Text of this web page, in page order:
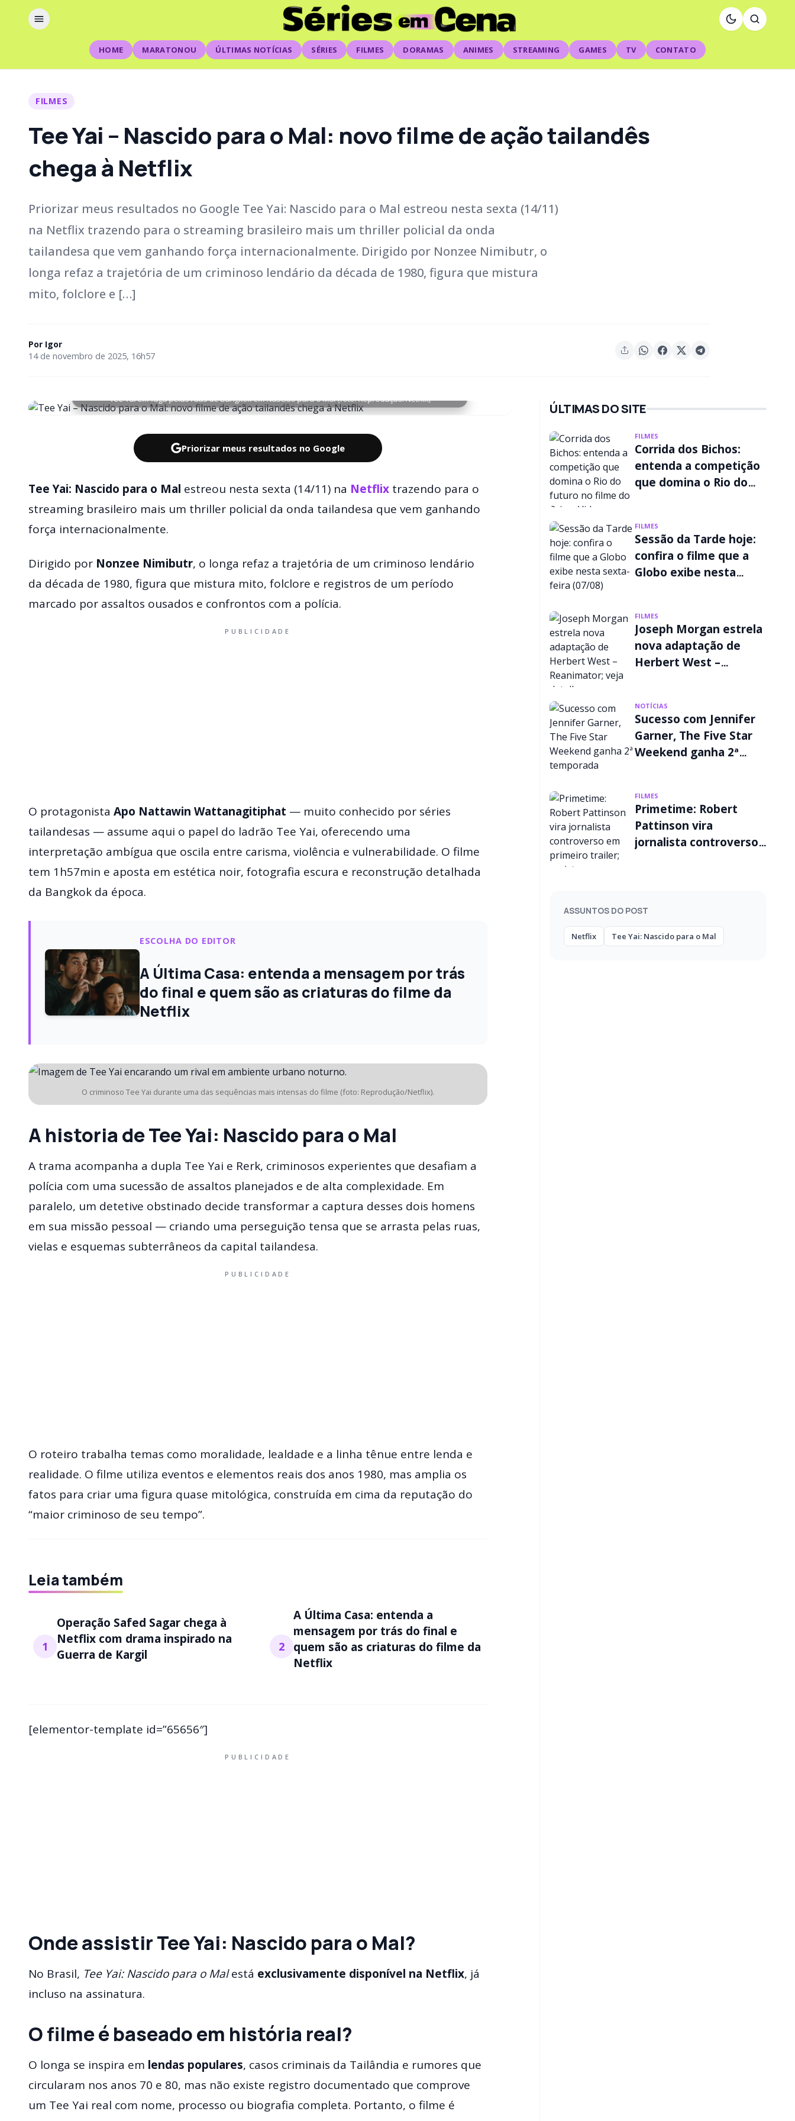
HOME MARATONOU ÚLTIMAS NOTÍCIAS SÉRIES FILMES DORAMAS ANIMES STREAMING GAMES TV CONTATO
FILMES
Tee Yai – Nascido para o Mal: novo filme de ação tailandês
chega à Netflix
Priorizar meus resultados no Google Tee Yai: Nascido para o Mal estreou nesta sexta (14/11)
na Netflix trazendo para o streaming brasileiro mais um thriller policial da onda
tailandesa que vem ganhando força internacionalmente. Dirigido por Nonzee Nimibutr, o
longa refaz a trajetória de um criminoso lendário da década de 1980, figura que mistura
mito, folclore e […]
Por Igor
14 de novembro de 2025, 16h57
Tee Yai em fuga pelas ruas de Bangkok em Nascido para o Mal (foto: Reprodução/Netflix)
Priorizar meus resultados no Google
Tee Yai: Nascido para o Mal estreou nesta sexta (14/11) na Netflix trazendo para o
streaming brasileiro mais um thriller policial da onda tailandesa que vem ganhando
força internacionalmente.
Dirigido por Nonzee Nimibutr, o longa refaz a trajetória de um criminoso lendário
da década de 1980, figura que mistura mito, folclore e registros de um período
marcado por assaltos ousados e confrontos com a polícia.
PUBLICIDADE
O protagonista Apo Nattawin Wattanagitiphat — muito conhecido por séries
tailandesas — assume aqui o papel do ladrão Tee Yai, oferecendo uma
interpretação ambígua que oscila entre carisma, violência e vulnerabilidade. O filme
tem 1h57min e aposta em estética noir, fotografia escura e reconstrução detalhada
da Bangkok da época.
ESCOLHA DO EDITOR
A Última Casa: entenda a mensagem por trás
do final e quem são as criaturas do filme da
Netflix
O criminoso Tee Yai durante uma das sequências mais intensas do filme (foto: Reprodução/Netflix).
A historia de Tee Yai: Nascido para o Mal
A trama acompanha a dupla Tee Yai e Rerk, criminosos experientes que desafiam a
polícia com uma sucessão de assaltos planejados e de alta complexidade. Em
paralelo, um detetive obstinado decide transformar a captura desses dois homens
em sua missão pessoal — criando uma perseguição tensa que se arrasta pelas ruas,
vielas e esquemas subterrâneos da capital tailandesa.
PUBLICIDADE
O roteiro trabalha temas como moralidade, lealdade e a linha tênue entre lenda e
realidade. O filme utiliza eventos e elementos reais dos anos 1980, mas amplia os
fatos para criar uma figura quase mitológica, construída em cima da reputação do
“maior criminoso de seu tempo”.
Leia também
1
Operação Safed Sagar chega à
Netflix com drama inspirado na
Guerra de Kargil
2
A Última Casa: entenda a
mensagem por trás do final e
quem são as criaturas do filme da
Netflix
[elementor-template id=”65656″]
PUBLICIDADE
Onde assistir Tee Yai: Nascido para o Mal?
No Brasil, Tee Yai: Nascido para o Malestá exclusivamente disponível na Netflix, já
incluso na assinatura.
O filme é baseado em história real?
O longa se inspira em lendas populares, casos criminais da Tailândia e rumores que
circularam nos anos 70 e 80, mas não existe registro documentado que comprove
um Tee Yai real com nome, processo ou biografia completa. Portanto, o filme é
ÚLTIMAS DO SITE
FILMES
Corrida dos Bichos:
entenda a competição
que domina o Rio do
FILMES
Sessão da Tarde hoje:
confira o filme que a
Globo exibe nesta
FILMES
Joseph Morgan estrela
nova adaptação de
Herbert West –
NOTÍCIAS
Sucesso com Jennifer
Garner, The Five Star
Weekend ganha 2ª
FILMES
Primetime: Robert
Pattinson vira
jornalista controverso
ASSUNTOS DO POST
Netflix Tee Yai: Nascido para o Mal